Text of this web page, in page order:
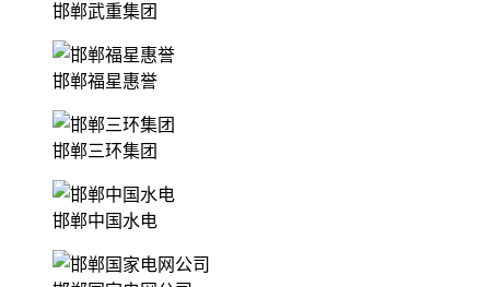
邯郸武重集团
邯郸福星惠誉
邯郸三环集团
邯郸中国水电